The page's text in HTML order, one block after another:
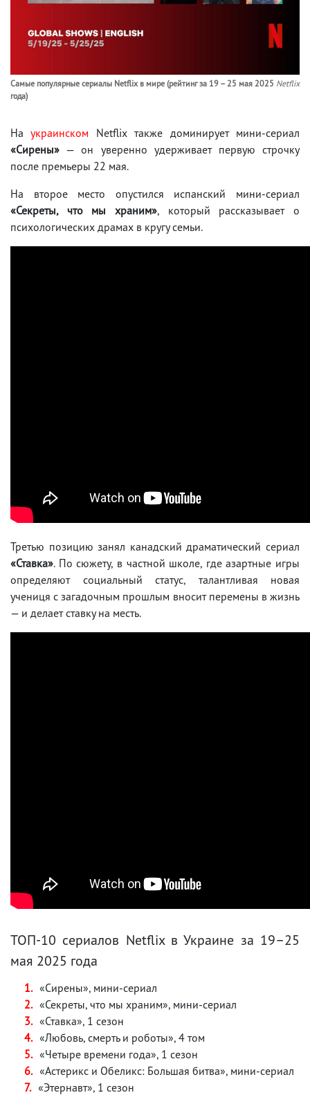
Самые популярные сериалы Netflix в мире (рейтинг за 19 – 25 мая 2025
года)
Netflix
Наукраинском Netflix также доминирует мини-сериал
«Сирены» — он уверенно удерживает первую строчку
после премьеры 22 мая.
На второе место опустился испанский мини-сериал
«Секреты, что мы храним», который рассказывает о
психологических драмах в кругу семьи.
Третью позицию занял канадский драматический сериал
«Ставка». По сюжету, в частной школе, где азартные игры
определяют социальный статус, талантливая новая
учениця с загадочным прошлым вносит перемены в жизнь
— и делает ставку на месть.
ТОП-10 сериалов Netflix в Украине за 19–25
мая 2025 года
«Сирены», мини-сериал
«Секреты, что мы храним», мини-сериал
«Ставка», 1 сезон
«Любовь, смерть и роботы», 4 том
«Четыре времени года», 1 сезон
«Астерикс и Обеликс: Большая битва», мини-сериал
«Этернавт», 1 сезон